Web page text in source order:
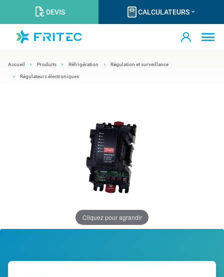
DEVIS CALCULATEURS
Accueil Produits Réfrigération Régulation et surveillance
Régulateurs électroniques
Cliquez pour agrandir